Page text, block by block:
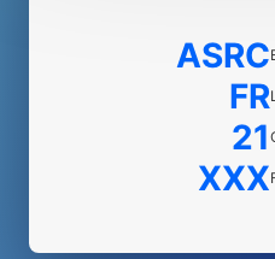
ASRC
FR
21
XXX